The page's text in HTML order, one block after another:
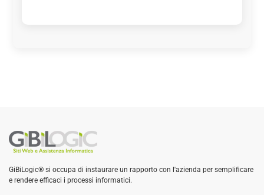
GiBiLogic® si occupa di instaurare un rapporto con l'azienda per semplificare
e rendere efficaci i processi informatici.